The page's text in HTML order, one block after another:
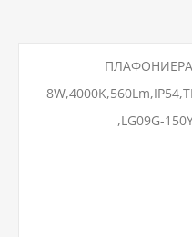
ПЛАФОНИЕРА
,LG09G-